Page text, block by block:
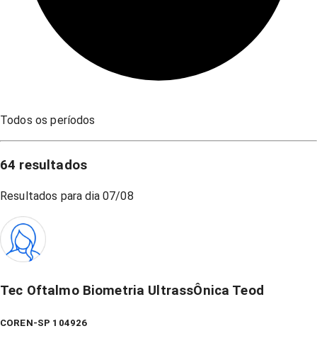
Todos os períodos
64 resultados
Resultados para dia 07/08
Tec Oftalmo Biometria UltrassÔnica Teod
COREN-SP 104926